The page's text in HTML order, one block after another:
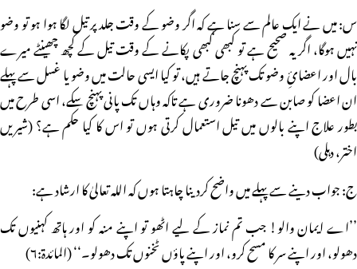
س: میں نے ایک عالم سے سنا ہے کہ اگر وضو کے وقت جلد پر تیل لگا ہوا ہو تو وضو
نہیں ہوگا، اگر یہ صحیح ہے تو کبھی کبھی پکانے کے وقت تیل کے کچھ چھینٹے میرے
بال اور اعضائِ وضو تک پہنچ جاتے ہیں، تو کیا ایسی حالت میں وضو یا غسل سے پہلے
ان اعضا کو صابن سے دھونا ضروری ہے تاکہ وہاں تک پانی پہنچ سکے، اسی طرح میں
بطور علاج اپنے بالوں میں تیل استعمال کرتی ہوں تو اس کا کیا حکم ہے؟ (شیریں
اختر، دہلی)
ج: جواب دینے سے پہلے میں واضح کردینا چاہتا ہوں کہ اللہ تعالیٰ کا ارشاد ہے:
’’اے ایمان والو! جب تم نماز کے لیے اٹھو تو اپنے منہ کو اور ہاتھ کہنیوں تک
دھولو، اور اپنے سر کا مسح کرو، اور اپنے پاؤں ٹخنوں تک دھولو۔‘‘ (المائدۃ:۶)